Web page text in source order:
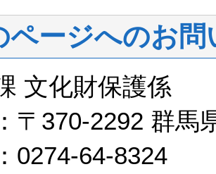
ページへのお問
文化財保護係
〒370-2292 群馬
0274-64-8324